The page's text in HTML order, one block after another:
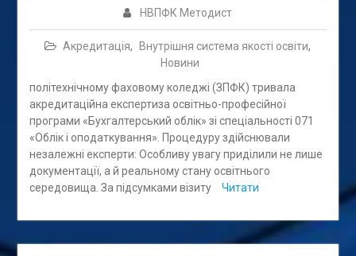
НВПФК Методист
Акредитація, Внутрішня система якості освіти,
Новини
політехнічному фаховому коледжі (ЗПФК) тривала
акредитаційна експертиза освітньо-професійної
програми «Бухгалтерський облік» зі спеціальності 071
«Облік і оподаткування». Процедуру здійснювали
незалежні експерти: Особливу увагу приділили не лише
документації, а й реальному стану освітнього
середовища. За підсумками візиту
Читати